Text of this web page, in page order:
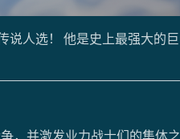
说人选！ 他是史上最强大的巨
，并激发业力战士们的集体之